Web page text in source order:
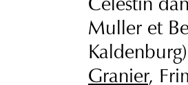
Muller et
Granier,